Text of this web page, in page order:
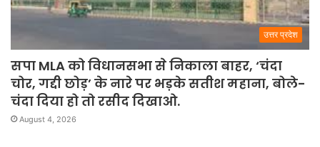
उत्तर प्रदेश
सपा MLA को विधानसभा से निकाला बाहर, ‘चंदा
चोर, गद्दी छोड़’ के नारे पर भड़के सतीश महाना, बोले-
चंदा दिया हो तो रसीद दिखाओ.
August 4, 2026